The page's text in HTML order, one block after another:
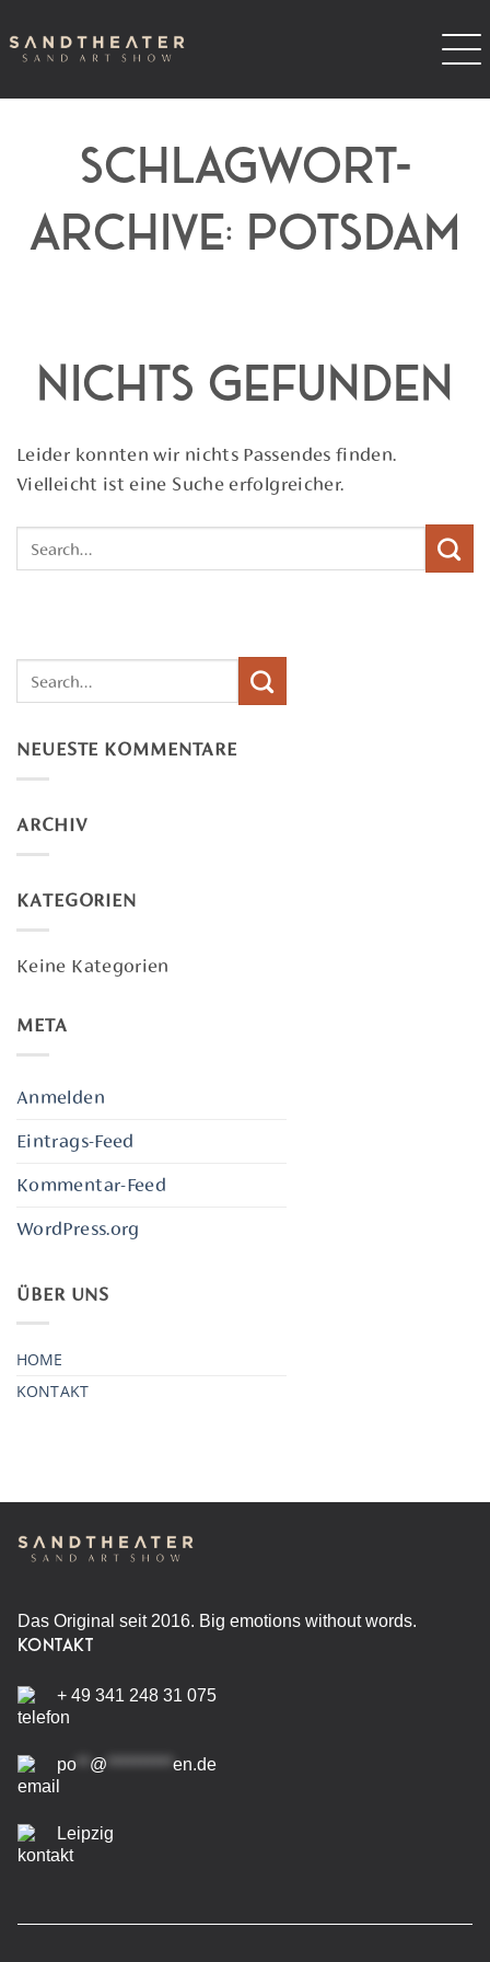
SCHLAGWORT-
ARCHIVE: POTSDAM
Nichts gefunden
Leider konnten wir nichts Passendes finden.
Vielleicht ist eine Suche erfolgreicher.
NEUESTE KOMMENTARE
ARCHIV
KATEGORIEN
Keine Kategorien
META
Anmelden
Eintrags-Feed
Kommentar-Feed
WordPress.org
ÜBER UNS
HOME
KONTAKT
Das Original seit 2016. Big emotions without words.
KONTAKT
+ 49 341 248 31 075
po @ ********** en.de
Leipzig